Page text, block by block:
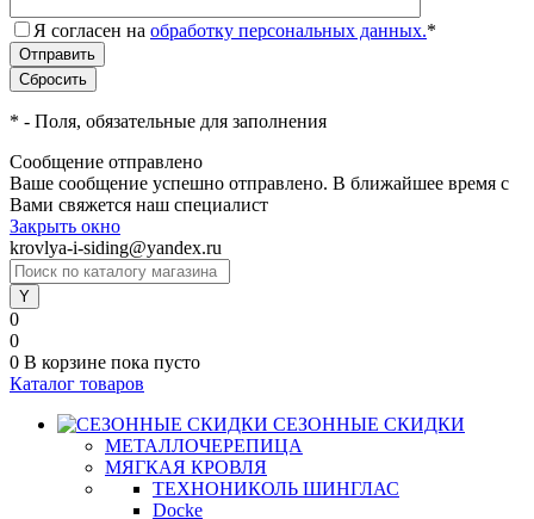
Я согласен на обработку персональных данных.*
* - Поля, обязательные для заполнения
Сообщение отправлено
Ваше сообщение успешно отправлено. В ближайшее время с
Вами свяжется наш специалист
Закрыть окно
krovlya-i-siding@yandex.ru
0
0
0 В корзине пока пусто
Каталог товаров
СЕЗОННЫЕ СКИДКИ
МЕТАЛЛОЧЕРЕПИЦА
МЯГКАЯ КРОВЛЯ
ТЕХНОНИКОЛЬ ШИНГЛАС
Docke